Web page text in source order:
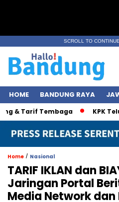
SCROLL TO
HOME BANDUNG RAYA
Tarif Tembaga KPK
Home / Nasional
TARIF IKLAN dan
Jaringan Portal
Media Network dan